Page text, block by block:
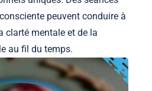
peuvent conduire à
clarté mentale et de la
au fil du temps.